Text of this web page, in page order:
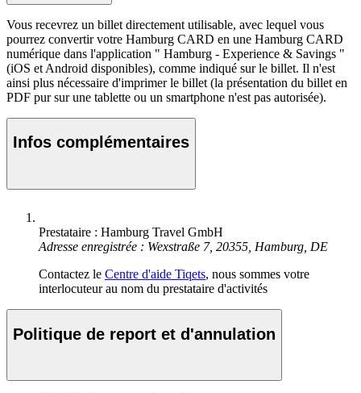
Vous recevrez un billet directement utilisable, avec lequel vous
pourrez convertir votre Hamburg CARD en une Hamburg CARD
numérique dans l'application " Hamburg - Experience & Savings "
(iOS et Android disponibles), comme indiqué sur le billet. Il n'est
ainsi plus nécessaire d'imprimer le billet (la présentation du billet en
PDF pur sur une tablette ou un smartphone n'est pas autorisée).
Infos complémentaires
Prestataire : Hamburg Travel GmbH
Adresse enregistrée : Wexstraße 7, 20355, Hamburg, DE
Contactez le Centre d'aide Tiqets, nous sommes votre
interlocuteur au nom du prestataire d'activités
Politique de report et d'annulation